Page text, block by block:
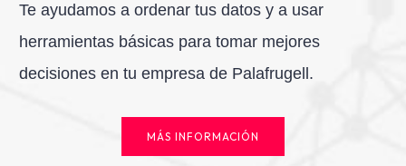
Te ayudamos a ordenar tus datos y a usar
herramientas básicas para tomar mejores
decisiones en tu empresa de Palafrugell.
MÁS INFORMACIÓN